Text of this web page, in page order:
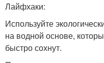
Лайфхаки:
Используйте
на водной основе,
быстро сохнут.